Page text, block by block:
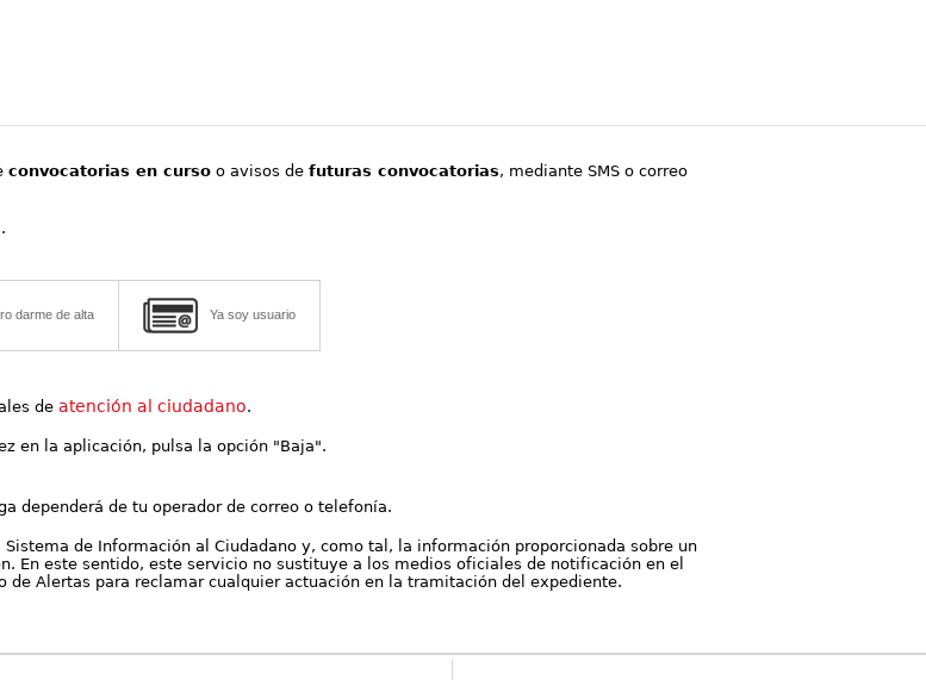
convocatorias en curso o avisos defuturas convocatorias, mediante SMS o correo
darme de alta Ya soy usuario
deatención al ciudadano.
en la aplicación, pulsa la opción "Baja".
dependerá de tu operador de correo o telefonía.
de Información al Ciudadano y, como tal, la información proporcionada sobre un
este sentido, este servicio no sustituye a los medios oficiales de notificación en el
Alertas para reclamar cualquier actuación en la tramitación del expediente.